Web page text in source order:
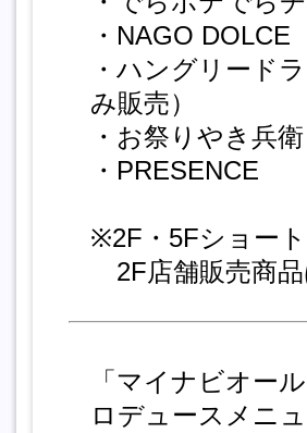
・NAGO
・ハングリード
み販売）
・お祭りやき兵
・PRESENCE
※2F・5Fショー
2F店舗販売商品
「マイナビオー
ロデュースメニ